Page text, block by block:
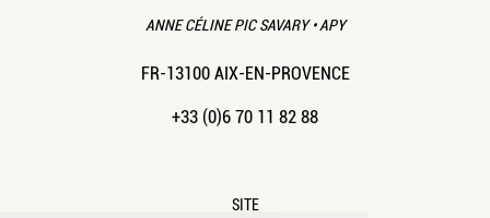
ANNE CÉLINE PIC SAVARY • APY
FR-13100 AIX-EN-PROVENCE
+33 (0)6 70 11 82 88
SITE